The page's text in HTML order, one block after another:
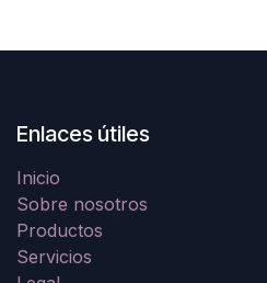
Enlaces útiles
Inicio
Sobre nosotros
Productos
Servicios